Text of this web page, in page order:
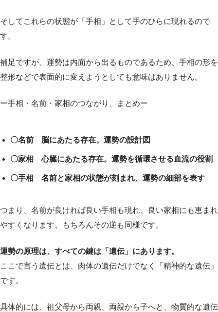
そしてこれらの状態が「手相」として手のひらに現れるので
す。
補足ですが、運勢は内面から出るものであるため、手相の形を
整形などで表面的に変えようとしても意味はありません。
ー手相・名前・家相のつながり、まとめー
〇名前 脳にあたる存在。運勢の設計図
〇家相 心臓にあたる存在。運勢を循環させる血流の役割
〇手相 名前と家相の状態が刻まれ、運勢の細部を表す
つまり、名前が良ければ良い手相も現れ、良い家相にも恵まれ
やすくなります。もちろんその逆も同様です。
運勢の原理は、すべての鍵は「遺伝」にあります。
ここで言う遺伝とは、肉体の遺伝だけでなく「精神的な遺伝」
です。
具体的には、祖父母から両親、両親から子へと、物質的な遺伝